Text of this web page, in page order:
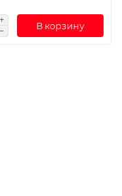
В корзину